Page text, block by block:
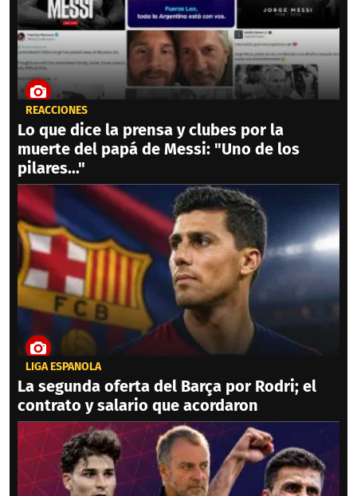
REACCIONES
Lo que dice la prensa y clubes por la
muerte del papá de Messi: "Uno de los
pilares..."
LIGA ESPAÑOLA
La segunda oferta del Barça por Rodri; el
contrato y salario que acordaron